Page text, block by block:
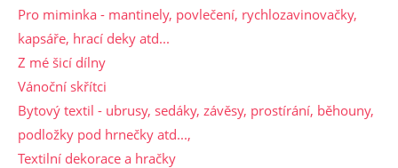
Pro miminka - mantinely, povlečení, rychlozavinovačky,
kapsáře, hrací deky atd...
Z mé šicí dílny
Vánoční skřítci
Bytový textil - ubrusy, sedáky, závěsy, prostírání, běhouny,
podložky pod hrnečky atd...,
Textilní dekorace a hračky